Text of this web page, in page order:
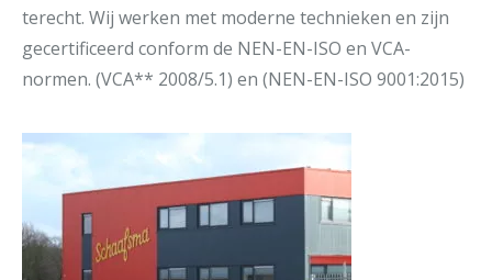
terecht. Wij werken met moderne technieken en zijn
gecertificeerd conform de NEN-EN-ISO en VCA-
normen. (VCA** 2008/5.1) en (NEN-EN-ISO 9001:2015)